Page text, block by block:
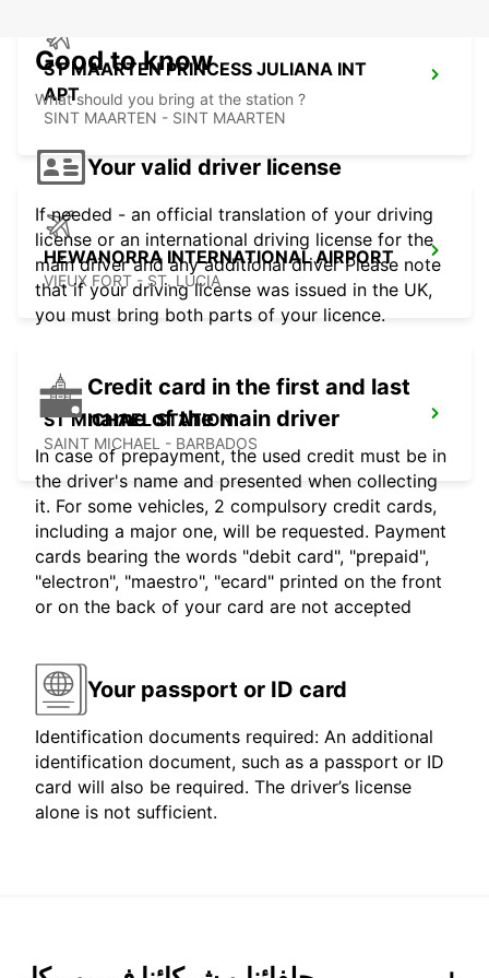
ST MAARTEN PRINCESS JULIANA INT
APT
SINT MAARTEN - SINT MAARTEN
HEWANORRA INTERNATIONAL AIRPORT
VIEUX FORT - ST. LUCIA
ST MICHAEL STATION
SAINT MICHAEL - BARBADOS
Good to know
What should you bring at the station ?
Your valid driver license
If needed - an official translation of your driving
license or an international driving license for the
main driver and any additional driver Please note
that if your driving license was issued in the UK,
you must bring both parts of your licence.
Credit card in the first and last
name of the main driver
In case of prepayment, the used credit must be in
the driver's name and presented when collecting
it. For some vehicles, 2 compulsory credit cards,
including a major one, will be requested. Payment
cards bearing the words "debit card", "prepaid",
"electron", "maestro", "ecard" printed on the front
or on the back of your card are not accepted
Your passport or ID card
Identification documents required: An additional
identification document, such as a passport or ID
card will also be required. The driver’s license
alone is not sufficient.